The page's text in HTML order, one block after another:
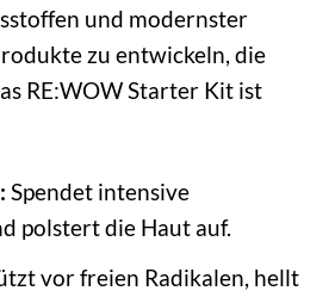
und modernster
zu entwickeln, die
RE:WOW Starter Kit ist
Spendet intensive
polstert die Haut auf.
vor freien Radikalen, hellt